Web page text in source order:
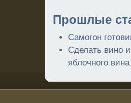
Прошлые
Самогон
Сделать вино
яблочного